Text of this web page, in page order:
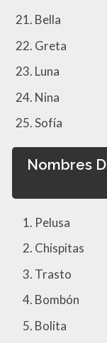
Bella
Greta
Luna
Nina
Sofía
Nombres
Pelusa
Chispitas
Trasto
Bombón
Bolita